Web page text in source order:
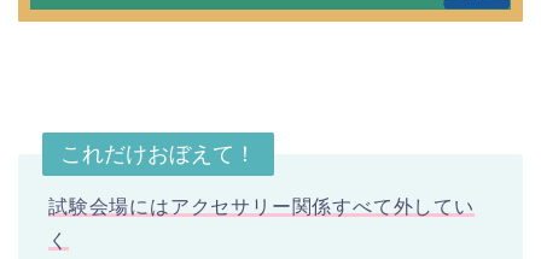
これだけおぼえて！
試験会場にはアクセサリー関係すべて外してい
く